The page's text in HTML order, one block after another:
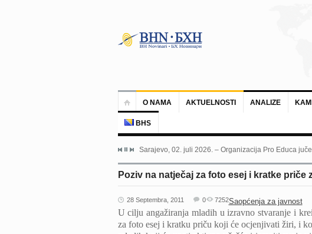
O NAMA AKTUELNOSTI ANALIZE
BHS
Sarajevo, 02. juli 2026. – Organizacija Pro Educa
Poziv na natječaj za foto esej i kratke
28 Septembra, 2011 Saopćenja za javnost
0 7252
U cilju angažiranja mladih u izravno stvaranje i
za foto esej i kratku priču koji će ocjenjivati žiri, i